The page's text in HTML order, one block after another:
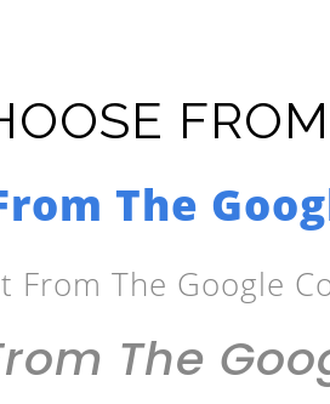
FROM
The
From The Google
The